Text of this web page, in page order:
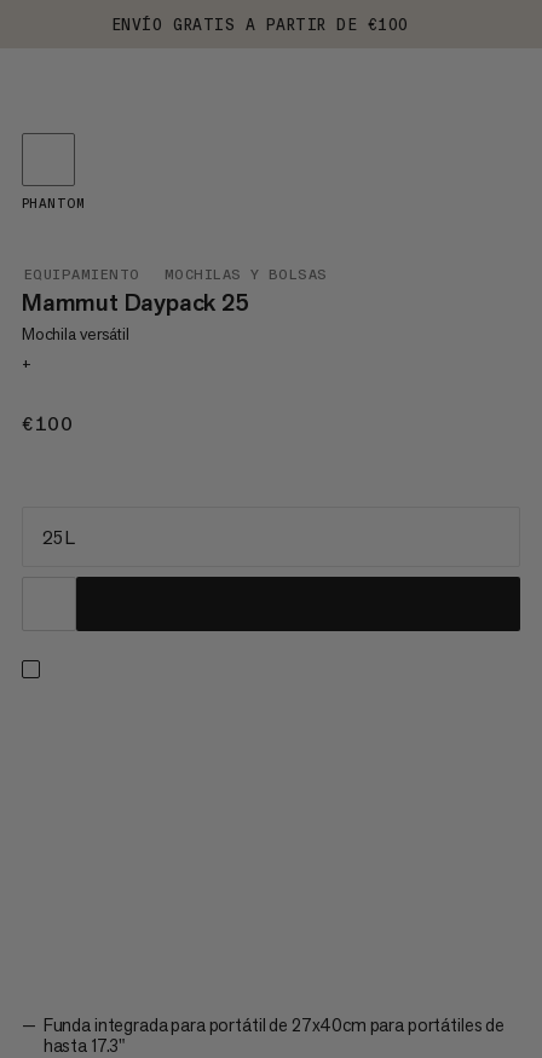
ENVÍO GRATIS A PARTIR DE €100
EQUIPAMIENTO MOCHILAS Y BOLSAS
Mammut Daypack 25
Mochila versátil
+
€100
PHANTOM
25 L
Funda integrada para portátil de 27x40cm para portátiles de
hasta 17.3"